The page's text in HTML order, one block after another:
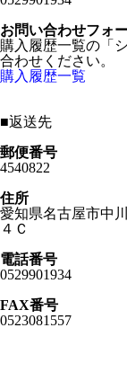
お問い合わせフォ
購入履歴一覧の「
合わせください。
購入履歴一覧
■返送先
郵便番号
4540822
住所
愛知県名古屋市中
４Ｃ
電話番号
0529901934
FAX番号
0523081557